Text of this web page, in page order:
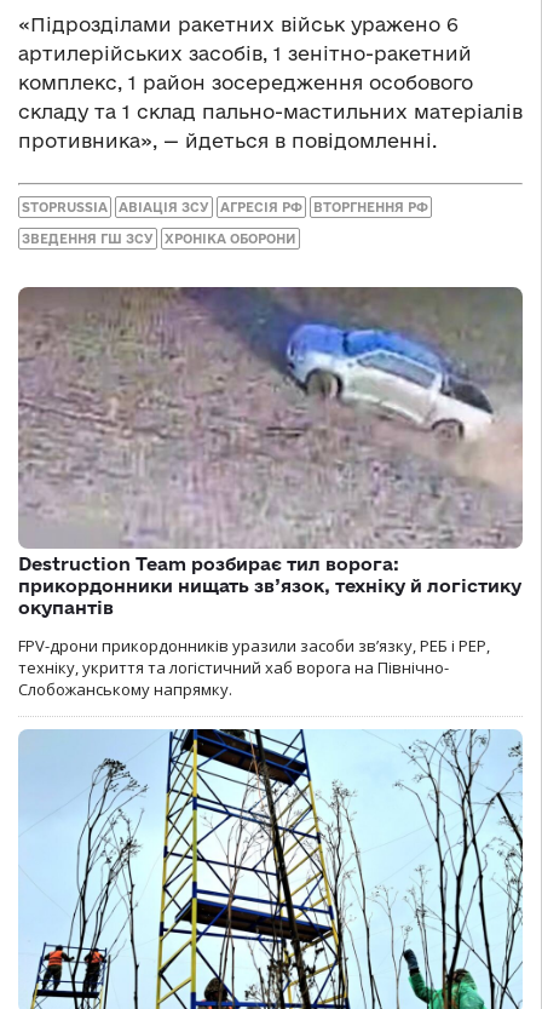
«Підрозділами ракетних військ уражено 6
артилерійських засобів, 1 зенітно-ракетний
комплекс, 1 район зосередження особового
складу та 1 склад пально-мастильних матеріалів
противника», — йдеться в повідомленні.
STOPRUSSIA АВІАЦІЯ ЗСУ АГРЕСІЯ РФ ВТОРГНЕННЯ РФ
ЗВЕДЕННЯ ГШ ЗСУ ХРОНІКА ОБОРОНИ
Destruction Team розбирає тил ворога:
прикордонники нищать зв’язок, техніку й логістику
окупантів
FPV-дрони прикордонників уразили засоби зв’язку, РЕБ і РЕР,
техніку, укриття та логістичний хаб ворога на Північно-
Слобожанському напрямку.